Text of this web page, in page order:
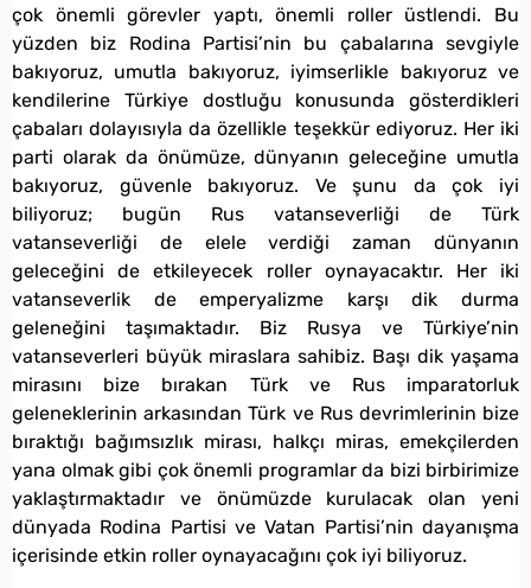
çok önemli görevler yaptı, önemli roller üstlendi. Bu
yüzden biz Rodina Partisi’nin bu çabalarına sevgiyle
bakıyoruz, umutla bakıyoruz, iyimserlikle bakıyoruz ve
kendilerine Türkiye dostluğu konusunda gösterdikleri
çabaları dolayısıyla da özellikle teşekkür ediyoruz. Her iki
parti olarak da önümüze, dünyanın geleceğine umutla
bakıyoruz, güvenle bakıyoruz. Ve şunu da çok iyi
biliyoruz; bugün Rus vatanseverliği de Türk
vatanseverliği de elele verdiği zaman dünyanın
geleceğini de etkileyecek roller oynayacaktır. Her iki
vatanseverlik de emperyalizme karşı dik durma
geleneğini taşımaktadır. Biz Rusya ve Türkiye’nin
vatanseverleri büyük miraslara sahibiz. Başı dik yaşama
mirasını bize bırakan Türk ve Rus imparatorluk
geleneklerinin arkasından Türk ve Rus devrimlerinin bize
bıraktığı bağımsızlık mirası, halkçı miras, emekçilerden
yana olmak gibi çok önemli programlar da bizi birbirimize
yaklaştırmaktadır ve önümüzde kurulacak olan yeni
dünyada Rodina Partisi ve Vatan Partisi’nin dayanışma
içerisinde etkin roller oynayacağını çok iyi biliyoruz.